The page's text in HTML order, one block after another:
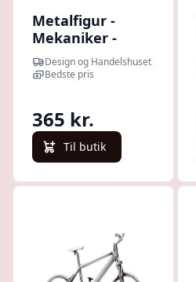
Metalfigur -
Mekaniker -
Nøgleholder VW
Bobbel
Design og Handelshuset
Bedste pris
365 kr.
Til butik